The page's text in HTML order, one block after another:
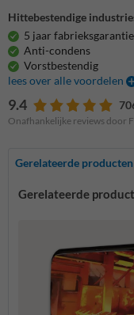
Hittebestendige
5 jaar fabrieksgarantie
Anti-condens
Vorstbestendig
lees over alle voordelen
9.4
Onafhankelijke reviews door
Gerelateerde producten
Gerelateerde